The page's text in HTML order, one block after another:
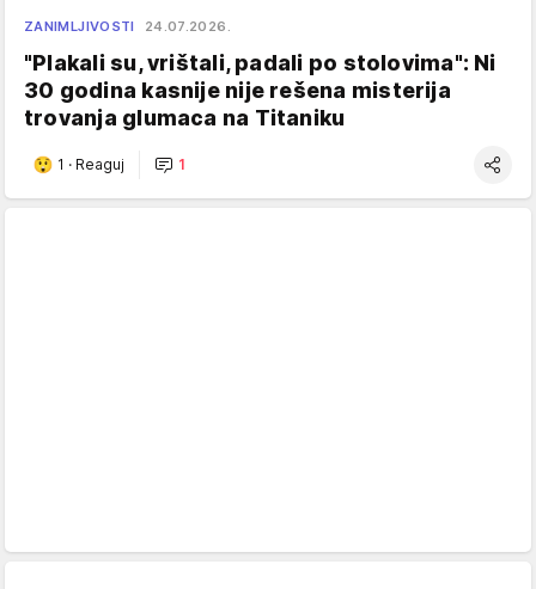
ZANIMLJIVOSTI 24.07.2026.
"Plakali su, vrištali, padali po stolovima": Ni
30 godina kasnije nije rešena misterija
trovanja glumaca na Titaniku
1 · Reaguj 1